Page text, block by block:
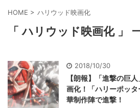
HOME > ハリウッド映画化
「 ハリウッド映画化 」
2018/10/30
【朗報】「進撃の巨
画化！「ハリーポッ
華制作陣で進撃！